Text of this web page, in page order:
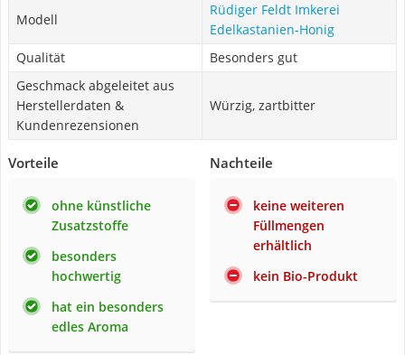
Modell
Rüdiger Feldt Imkerei
Edelkastanien-Honig
Qualität
Besonders gut
Geschmack abgeleitet aus
Herstellerdaten &
Kundenrezensionen
Würzig, zartbitter
Vorteile
ohne künstliche
Zusatzstoffe
besonders
hochwertig
hat ein besonders
edles Aroma
Nachteile
keine weiteren
Füllmengen
erhältlich
kein Bio-Produkt